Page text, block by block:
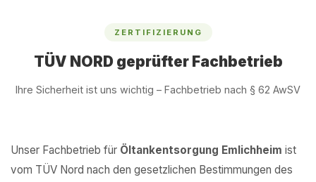
ZERTIFIZIERUNG
TÜV NORD geprüfter Fachbetrieb
Ihre Sicherheit ist uns wichtig – Fachbetrieb nach § 62 AwSV
Unser Fachbetrieb für Öltankentsorgung Emlichheim ist
vom TÜV Nord nach den gesetzlichen Bestimmungen des